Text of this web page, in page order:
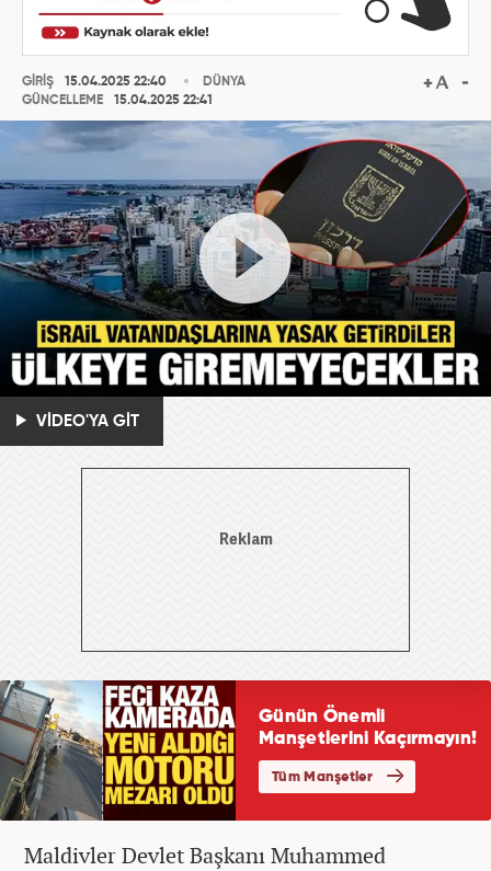
GİRİŞ
15.04.2025 22:40
GÜNCELLEME
15.04.2025 22:41
DÜNYA
VİDEO'YA GİT
Maldivler Devlet Başkanı Muhammed